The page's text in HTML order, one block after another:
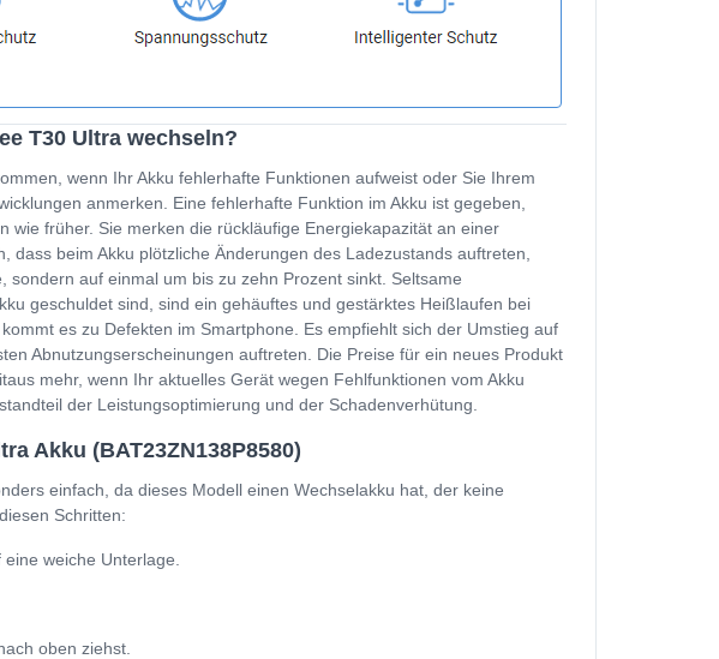
T30 Ultra wechseln?
wenn Ihr Akku fehlerhafte Funktionen aufweist oder Sie Ihrem
anmerken. Eine fehlerhafte Funktion im Akku ist gegeben,
wie früher. Sie merken die rückläufige Energiekapazität an einer
dass beim Akku plötzliche Änderungen des Ladezustands auftreten,
auf einmal um bis zu zehn Prozent sinkt. Seltsame
geschuldet sind, sind ein gehäuftes und gestärktes Heißlaufen bei
es zu Defekten im Smartphone. Es empfiehlt sich der Umstieg auf
Abnutzungserscheinungen auftreten. Die Preise für ein neues Produkt
mehr, wenn Ihr aktuelles Gerät wegen Fehlfunktionen vom Akku
der Leistungsoptimierung und der Schadenverhütung.
Akku (BAT23ZN138P8580)
einfach, da dieses Modell einen Wechselakku hat, der keine
Schritten:
weiche Unterlage.
oben ziehst.